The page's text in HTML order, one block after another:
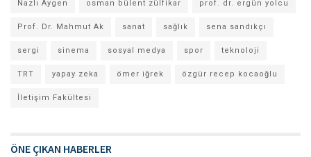
Nazlı Aygen osman bülent zülfikar prof. dr. ergün yolcu
Prof. Dr. Mahmut Ak sanat sağlık sena sandıkçı
sergi sinema sosyal medya spor teknoloji
TRT yapay zeka ömer iğrek özgür recep kocaoğlu
İletişim Fakültesi
ÖNE ÇIKAN HABERLER